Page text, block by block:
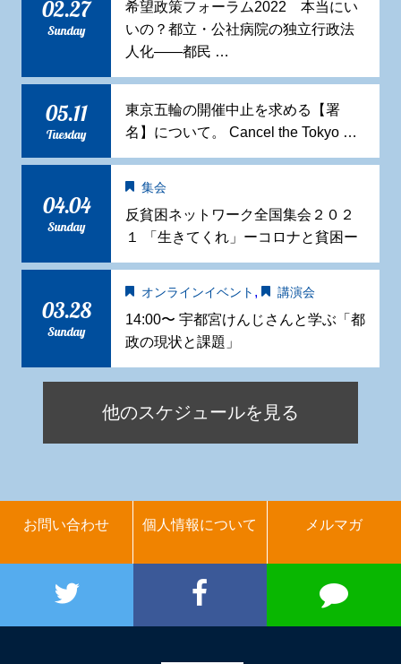
02.27
Sunday
希望政策フォーラム2022 本当にい
いの？都立・公社病院の独立行政法
人化——都民 …
05.11
Tuesday
東京五輪の開催中止を求める【署
名】について。 Cancel the Tokyo …
04.04
Sunday
集会
反貧困ネットワーク全国集会２０２
１ 「生きてくれ」ーコロナと貧困ー
03.28
Sunday
オンラインイベント , 講演会
14:00〜 宇都宮けんじさんと学ぶ「都
政の現状と課題」
他のスケジュールを見る
お問い合わせ 個人情報について メルマガ